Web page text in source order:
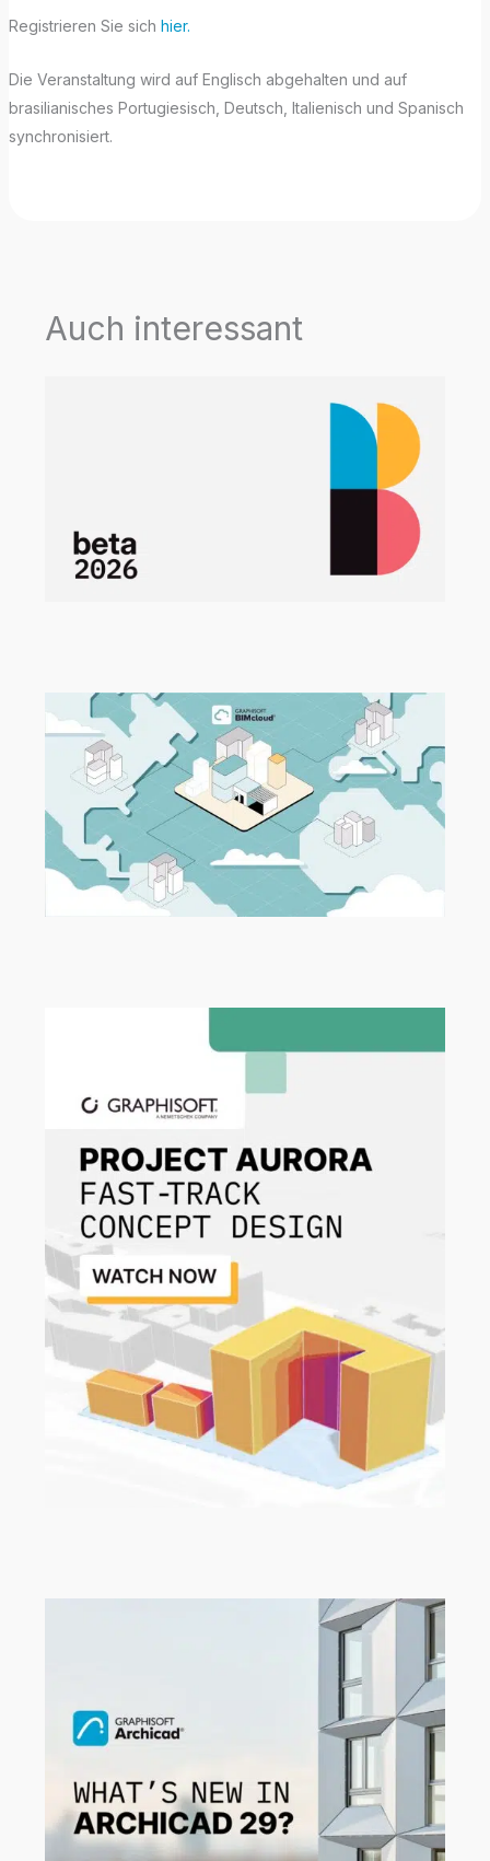
Registrieren Sie sich hier.
Die Veranstaltung wird auf Englisch abgehalten und auf
brasilianisches Portugiesisch, Deutsch, Italienisch und Spanisch
synchronisiert.
Auch interessant